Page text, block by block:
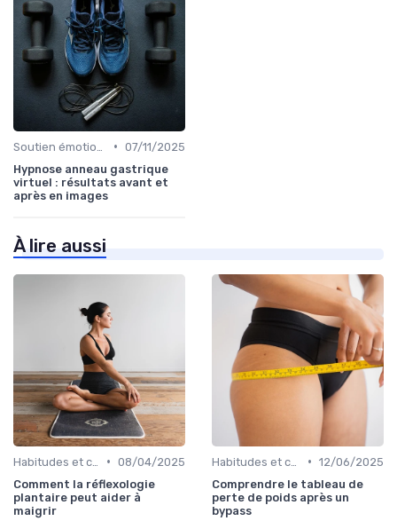
• 07/11/2025
Hypnose anneau gastrique
virtuel : résultats avant et
après en images
À lire aussi
• 08/04/2025
Comment la réflexologie
plantaire peut aider à
maigrir
• 12/06/2025
Comprendre le tableau de
perte de poids après un
bypass